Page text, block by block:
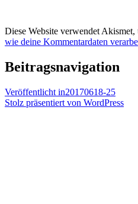
Diese Website verwendet Akismet,
wie deine Kommentardaten
Beitragsnavigation
Veröffentlicht in20170618-25
Stolz präsentiert von WordPress